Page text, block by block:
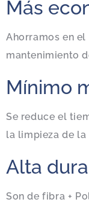
Más
Ahorramos en
mantenimiento
Mínimo
Se reduce el
la limpieza de la
Alta
Son de fibra +